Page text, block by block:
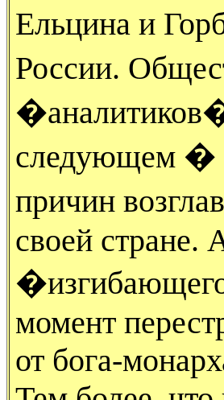
Ельцина и
России.
�аналитиков�
следующем �
причин
своей стране.
момент
от бога-